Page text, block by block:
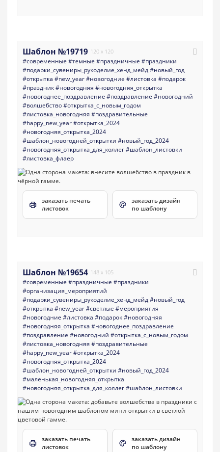
Шаблон №19719 120 x 120
#современные #темные #праздничные #праздники
#подарки_сувениры_рукоделие_хенд_мейд#новый_год
#открытка #new_year#новогодние #листовка #подарок
#праздник#новогодняя #новогодняя_открытка
#новогоднее_поздравление #поздравление #новогодний
#волшебство#открытка_с_новым_годом
#листовка_новогодняя #поздравительные
#happy_new_year#открытка_2024
#новогодняя_открытка_2024
#шаблон_новогодней_открытки #новый_год_2024
#новогодняя_открытка_для_коллег#шаблон_листовки
#листовка_флаер
заказать печать
листовок
заказать дизайн
по шаблону
Шаблон №19654 148 x 105
#современные #праздничные #праздники
#организация_мероприятий
#подарки_сувениры_рукоделие_хенд_мейд#новый_год
#открытка #new_year#светлые #мероприятия
#новогодние #листовка #подарок#новогодняя
#новогодняя_открытка #новогоднее_поздравление
#поздравление #новогодний #открытка_с_новым_годом
#листовка_новогодняя #поздравительные
#happy_new_year#открытка_2024
#новогодняя_открытка_2024
#шаблон_новогодней_открытки #новый_год_2024
#маленькая_новогодняя_открытка
#новогодняя_открытка_для_коллег#шаблон_листовки
заказать печать
листовок
заказать дизайн
по шаблону